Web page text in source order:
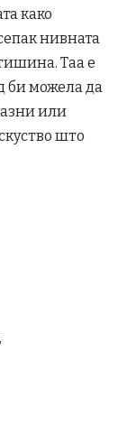
како
нивната
Тaа е
би можела да
или
што